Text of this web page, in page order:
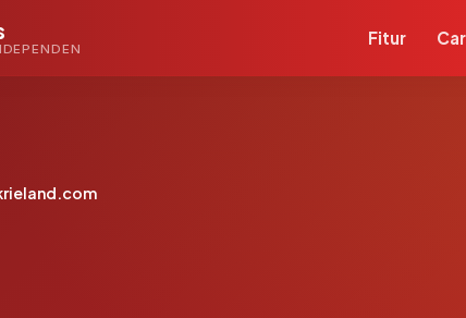
Fitur